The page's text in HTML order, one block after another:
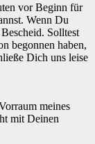
vor Beginn für
Wenn Du
Solltest
begonnen haben,
Dich uns leise
meines
mit Deinen